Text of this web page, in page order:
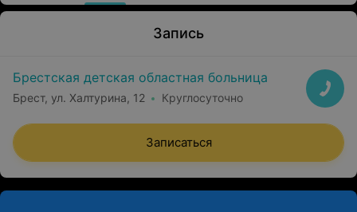
Запись
Брестская детская областная больница
Брест, ул. Халтурина, 12 Круглосуточно
Записаться